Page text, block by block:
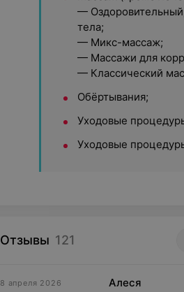
—
тела;
— Микс-массаж;
— Массажи для
— Классический
Обёртывания;
Уходовые
Уходовые
Отзывы 121
8 апреля 2026
Алеся